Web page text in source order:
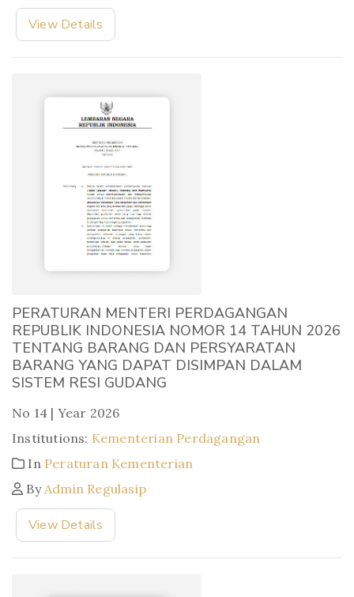
View Details
PERATURAN MENTERI PERDAGANGAN
REPUBLIK INDONESIA NOMOR 14 TAHUN 2026
TENTANG BARANG DAN PERSYARATAN
BARANG YANG DAPAT DISIMPAN DALAM
SISTEM RESI GUDANG
No 14 | Year 2026
Institutions: Kementerian Perdagangan
In Peraturan Kementerian
ByAdmin Regulasip
View Details